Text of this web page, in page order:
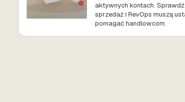
aktywnych kontach.
sprzedaż i RevOps muszą
pomagać handlowcom.